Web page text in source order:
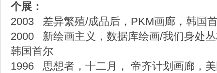
个展：
2003 差异繁殖/成品后，PKM画廊，韩国
2000 新绘画主义，数据库绘画/我们身处
韩国首尔
1996 思想者，十二月， 帝齐计划画廊，